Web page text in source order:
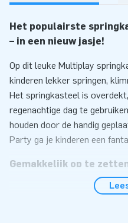
Het populairste
– in een nieuw jasje!
Op dit leuke Multiplay
kinderen lekker springen,
Het springkasteel is
regenachtige dag te
houden door de handig
Party ga je kinderen een
Gemakkelijk op te